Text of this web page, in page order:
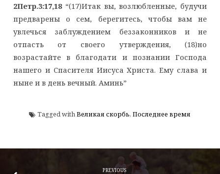
2Петр.3:17,18“(17)Итак вы, возлюбленные, будучи
предварены о сем, берегитесь, чтобы вам не
увлечься заблуждением беззаконников и не
отпасть от своего утверждения, (18)но
возрастайте в благодати и познании Господа
нашего и Спасителя Иисуса Христа. Ему слава и
ныне и в день вечный. Аминь”
Tagged withВеликая скорбь, Последнее время
PREVIOUS